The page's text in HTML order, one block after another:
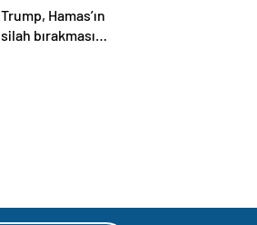
Trump, Hamas’ın
silah bırakması